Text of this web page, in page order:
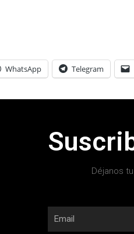
WhatsApp Telegram
Déjanos